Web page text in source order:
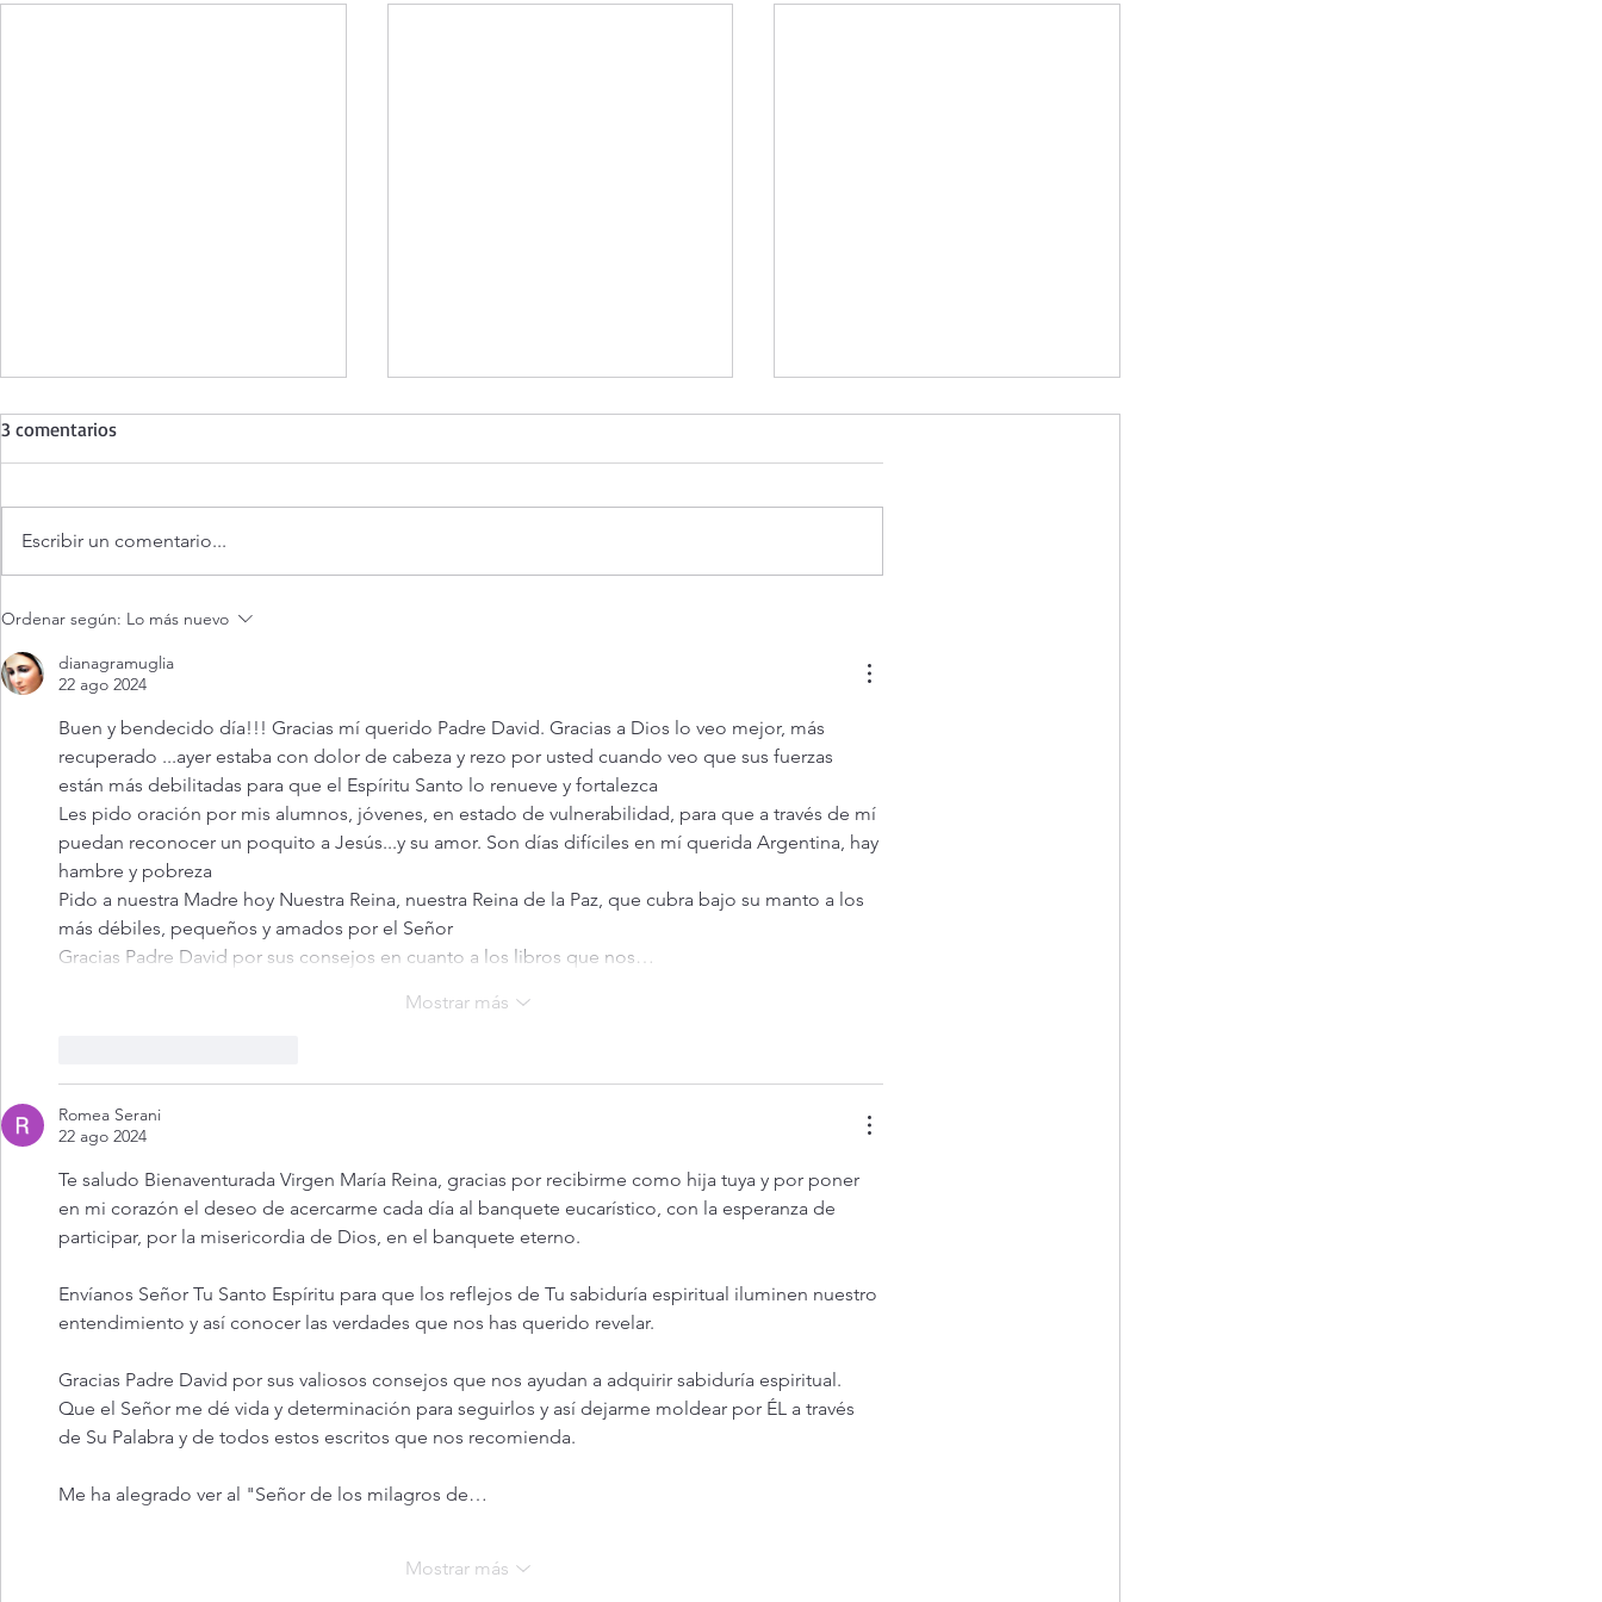
Evangelio de hoy Sábado 8
abandona (Mt 17,14-20)
siempre feliz? (Mt 16,24-28)
3 comentarios
Escribir un comentario...
Ordenar según: Lo más nuevo
dianagramuglia
22 ago 2024
Buen y bendecido día!!! Gracias mí querido Padre David. Gracias a Dios lo veo mejor, más
recuperado ...ayer estaba con dolor de cabeza y rezo por usted cuando veo que sus fuerzas
están más debilitadas para que el Espíritu Santo lo renueve y fortalezca
Les pido oración por mis alumnos, jóvenes, en estado de vulnerabilidad, para que a través de mí
puedan reconocer un poquito a Jesús...y su amor. Son días difíciles en mí querida Argentina, hay
hambre y pobreza
Pido a nuestra Madre hoy Nuestra Reina, nuestra Reina de la Paz, que cubra bajo su manto a los
más débiles, pequeños y amados por el Señor
Gracias Padre David por sus consejos en cuanto a los libros que nos…
Mostrar más
Romea Serani
22 ago 2024
Te saludo Bienaventurada Virgen María Reina, gracias por recibirme como hija tuya y por poner
en mi corazón el deseo de acercarme cada día al banquete eucarístico, con la esperanza de
participar, por la misericordia de Dios, en el banquete eterno.
Envíanos Señor Tu Santo Espíritu para que los reflejos de Tu sabiduría espiritual iluminen nuestro
entendimiento y así conocer las verdades que nos has querido revelar.
Gracias Padre David por sus valiosos consejos que nos ayudan a adquirir sabiduría espiritual.
Que el Señor me dé vida y determinación para seguirlos y así dejarme moldear por ÉL a través
de Su Palabra y de todos estos escritos que nos recomienda.
Me ha alegrado ver al "Señor de los milagros de…
Mostrar más